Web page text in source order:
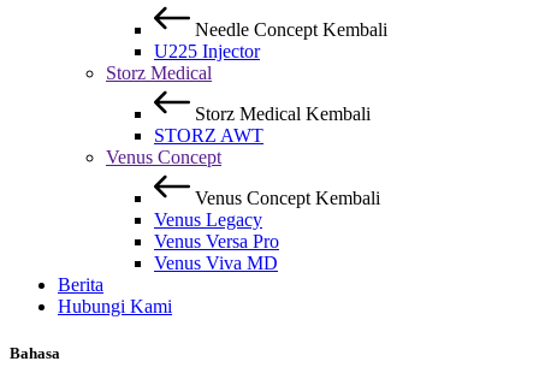
Needle Concept Kembali
U225 Injector
Storz Medical
Storz Medical Kembali
STORZ AWT
Venus Concept
Venus Concept Kembali
Venus Legacy
Venus Versa Pro
Venus Viva MD
Berita
Hubungi Kami
Bahasa